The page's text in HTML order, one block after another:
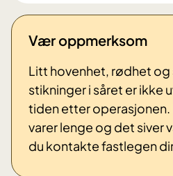
Vær oppmerksom
Litt hovenhet, rødhet
stikninger i såret er ikke
tiden etter operasjonen.
varer lenge og det siver
du kontakte fastlegen